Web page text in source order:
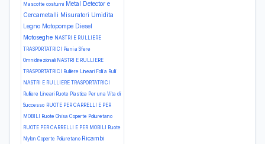
Mascotte costumi Metal Detector e
Cercametalli Misuratori Umidita
Legno Motopompe Diesel
Motoseghe NASTRI E RULLIERE
TRASPORTATRICI Piani a Sfere
Omnidirezionali NASTRI E RULLIERE
TRASPORTATRICI Rulliere Lineari Folli a Rulli
NASTRI E RULLIERE TRASPORTATRICI
Rulliere Lineari Ruote Plastica Per una Vita di
Successo RUOTE PER CARRELLI E PER
MOBILI Ruote Ghisa Coperte Poliuretano
RUOTE PER CARRELLI E PER MOBILI Ruote
Nylon Coperte Poliuretano Ricambi